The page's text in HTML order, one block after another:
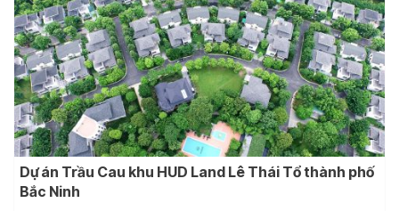
Dự án Trầu Cau khu HUD Land Lê Thái Tổ thành phố
Bắc Ninh